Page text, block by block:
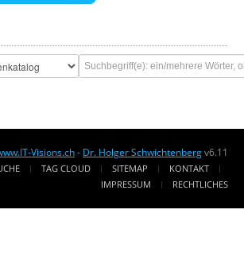
Visions.ch- Dr. Holger Schwichtenbergv6.11
TAG CLOUD SITEMAP
KONTAKT
IMPRESSUM
RECHTLICHES